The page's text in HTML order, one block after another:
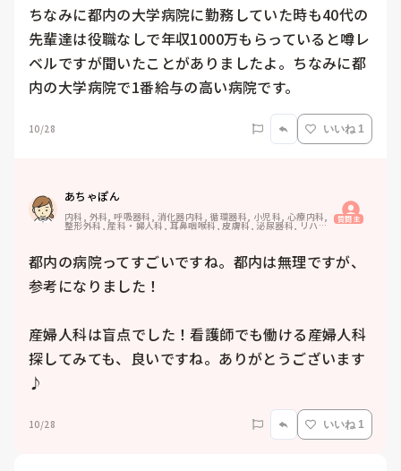
ちなみに都内の大学病院に勤務していた時も40代の
先輩達は役職なしで年収1000万もらっていると噂レ
ベルですが聞いたことがありましたよ。ちなみに都
内の大学病院で1番給与の高い病院です。
10/28 いいね 1
あちゃぽん
内科, 外科, 呼吸器科, 消化器内科, 循環器科, 小児科, 心療内科,
整形外科, 産科・婦人科, 耳鼻咽喉科, 皮膚科, 泌尿器科, リハビ
リ科, 総合診療科, 救急科, 超急性期, ICU, CCU, HCU, その他
科, 一般病院, 慢性期, 回復期, 終末期, オペ室, 透析, 検診・健
診
質問主
都内の病院ってすごいですね。都内は無理ですが、
参考になりました！
産婦人科は盲点でした！看護師でも働ける産婦人科
探してみても、良いですね。ありがとうございます
♪
10/28 いいね 1